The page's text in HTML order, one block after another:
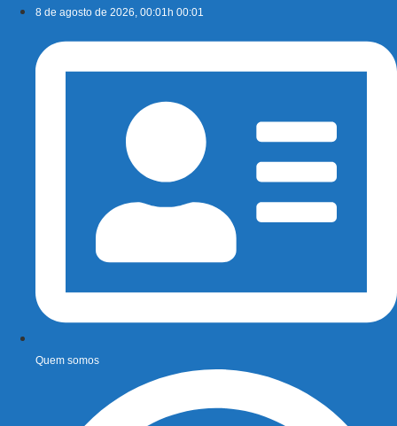
conteúdo
8 de agosto de 2026, 00:01h 00:01
Quem somos